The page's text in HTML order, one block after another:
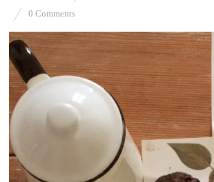
0 Comments